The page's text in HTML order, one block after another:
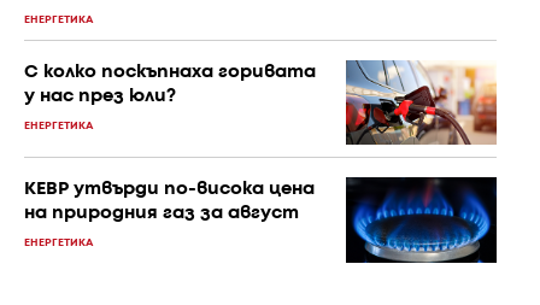
ЕНЕРГЕТИКА
С колко поскъпнаха горивата
у нас през юли?
ЕНЕРГЕТИКА
КЕВР утвърди по-висока цена
на природния газ за август
ЕНЕРГЕТИКА